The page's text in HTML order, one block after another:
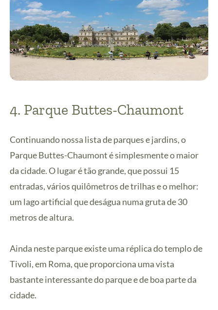
4. Parque Buttes-Chaumont
Continuando nossa lista de parques e jardins, o
Parque Buttes-Chaumont é simplesmente o maior
da cidade. O lugar é tão grande, que possui 15
entradas, vários quilômetros de trilhas e o melhor:
um lago artificial que deságua numa gruta de 30
metros de altura.
Ainda neste parque existe uma réplica do templo de
Tivoli, em Roma, que proporciona uma vista
bastante interessante do parque e de boa parte da
cidade.